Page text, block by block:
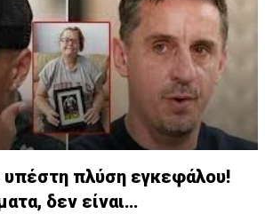
υπέστη πλύση εγκεφάλου!
δεν είναι